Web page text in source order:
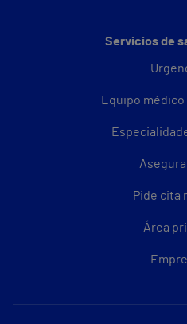
Servicios de
Equipo médico
Pide cita
Área